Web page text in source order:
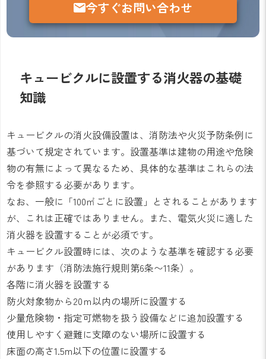
今すぐお問い合わせ
キュービクルに設置する消火器の基礎
知識
キュービクルの消火設備設置は、消防法や火災予防条例に
基づいて規定されています。設置基準は建物の用途や危険
物の有無によって異なるため、具体的な基準はこれらの法
令を参照する必要があります。
なお、一般に「100㎡ごとに設置」とされることがあります
が、これは正確ではありません。また、電気火災に適した
消火器を設置することが必須です。
キュービクル設置時には、次のような基準を確認する必要
があります（消防法施行規則第6条〜11条）。
各階に消火器を設置する
防火対象物から20ｍ以内の場所に設置する
少量危険物・指定可燃物を扱う設備などに追加設置する
使用しやすく避難に支障のない場所に設置する
床面の高さ1.5m以下の位置に設置する